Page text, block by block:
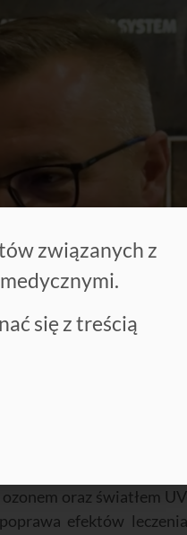
została
oraz światłem
efektów
związanych z
się z treścią